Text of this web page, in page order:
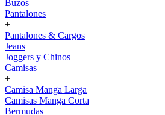
Buzos
Pantalones
+
Pantalones & Cargos
Jeans
Joggers y Chinos
Camisas
+
Camisa Manga Larga
Camisas Manga Corta
Bermudas